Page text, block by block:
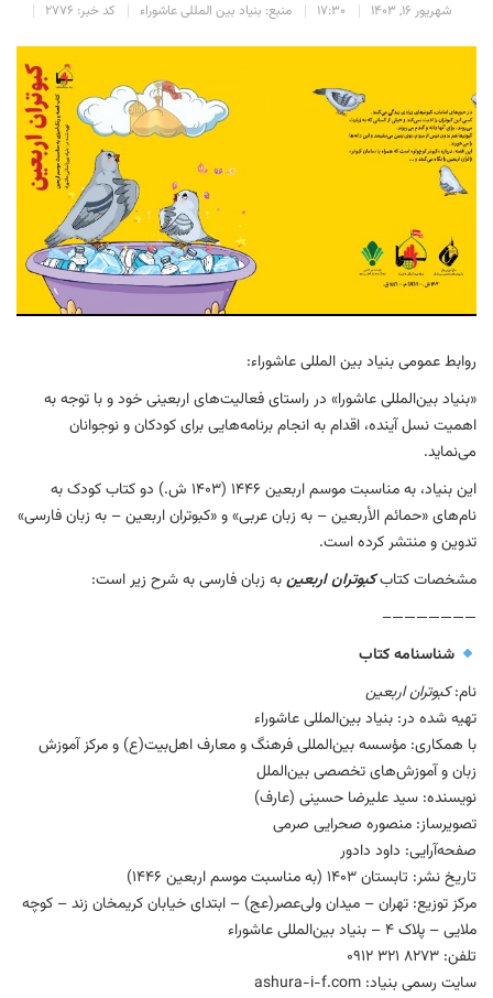
شهریور 16, 1403 17:30 منبع: بنیاد بین المللی عاشوراء کد خبر: 2776
روابط عمومی بنیاد بین المللی عاشوراء:
«بنیاد بین‌المللی عاشورا» در راستای فعالیت‌های اربعینی خود و با توجه به
اهمیت نسل آینده، اقدام به انجام برنامه‌هایی برای کودکان و نوجوانان
می‌نماید.
این بنیاد، به مناسبت موسم اربعین ۱۴۴۶ (۱۴۰۳ ش.) دو کتاب کودک به
نام‌های «حمائم الأربعین – به زبان عربی» و «کبوتران اربعین – به زبان فارسی»
تدوین و منتشر کرده است.
مشخصات کتابکبوتران اربعینبه زبان فارسی به شرح زیر است:
———————–
شناسنامه کتاب
نام:کبوتران اربعین
تهیه شده در: بنیاد بین‌المللی عاشوراء
با همکاری: مؤسسه بین‌المللی فرهنگ و معارف اهل‌بیت(ع) و مرکز آموزش
زبان و آموزش‌های تخصصی بین‌الملل
نویسنده: سید علیرضا حسینی (عارف)
تصویرساز: منصوره صحرایی صرمی
صفحه‌آرایی: داود دادور
تاریخ نشر: تابستان ۱۴۰۳ (به مناسبت موسم اربعین ۱۴۴۶)
مرکز توزیع: تهران – میدان ولی‌عصر(عج) – ابتدای خیابان کریمخان زند – کوچه
ملایی – پلاک ۴ – بنیاد بین‌المللی عاشوراء
تلفن: ‏‪0912 321 8273‬‏
سایت رسمی بنیاد: ashura-i-f.com